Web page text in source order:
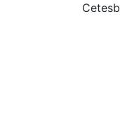
Cetesb